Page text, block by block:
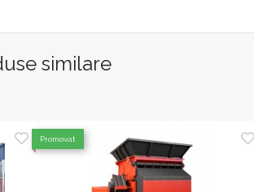
similare
Promovat